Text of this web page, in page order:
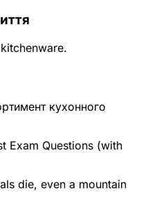
кухонного
Exam Questions (with
die, even a mountain